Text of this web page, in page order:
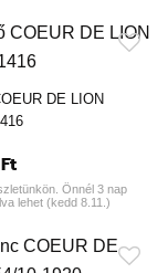
DE LION
Önnél 3 nap
lehet (kedd 8.11.)